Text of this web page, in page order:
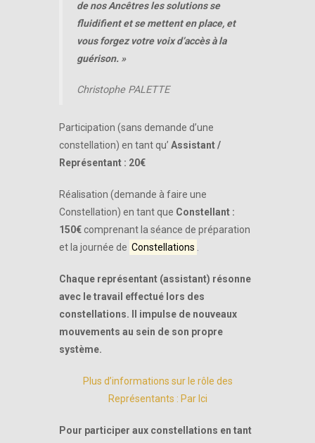
de nos Ancêtres les solutions se
fluidifient et se mettent en place, et
vous forgez votre voix d’accès à la
guérison. »
Christophe PALETTE
Participation (sans demande d’une
constellation) en tant qu’ Assistant /
Représentant : 20€
Réalisation (demande à faire une
Constellation) en tant que Constellant :
150€ comprenant la séance de préparation
et la journée de Constellations
Chaque représentant (assistant) résonne
avec le travail effectué lors des
constellations.
Il impulse de nouveaux
mouvements au sein de son propre
système.
Plus d’informations sur le rôle des
Représentants : Par Ici
Pour participer aux constellations en tant